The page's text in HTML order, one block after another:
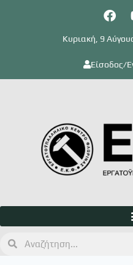
Κυριακή, 9
Είσοδος/